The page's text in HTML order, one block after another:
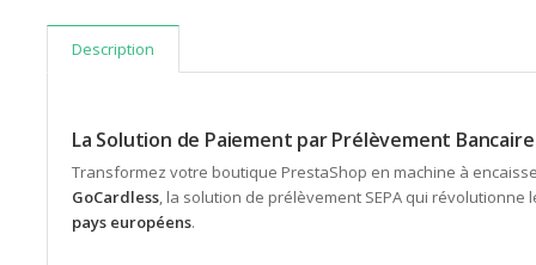
Description
La Solution de Paiement par Prélèvement Bancaire
Transformez votre boutique PrestaShop en machine à
GoCardless, la solution de prélèvement SEPA qui
pays européens.